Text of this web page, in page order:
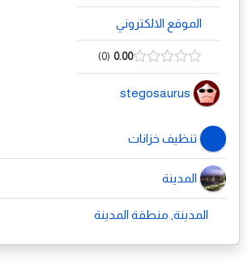
الموقع الالكتروني
0.00
0
stegosaurus
تنظيف خزانات
المدينة
المدينة, منطقة المدينة